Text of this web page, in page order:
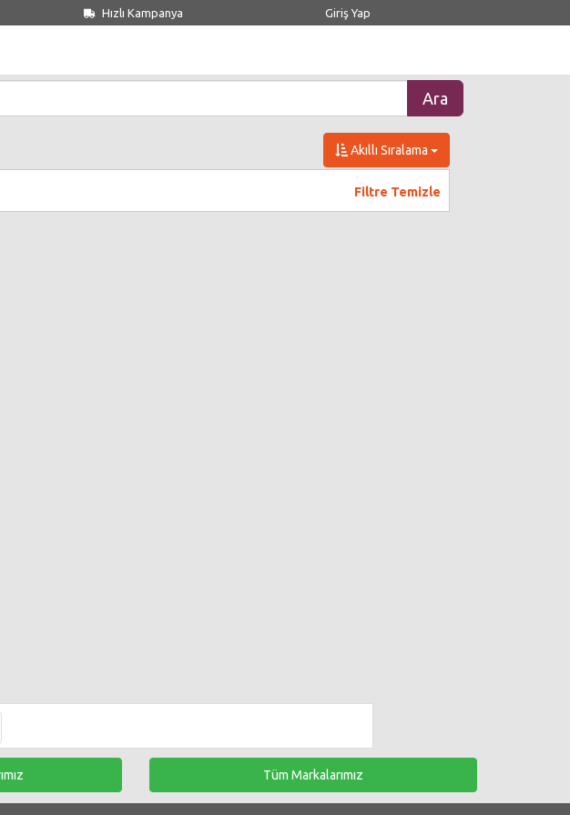
Hızlı Kampanya Giriş Yap
Akıllı Sıralama
Filtre Temizle
Tüm Markalarımız